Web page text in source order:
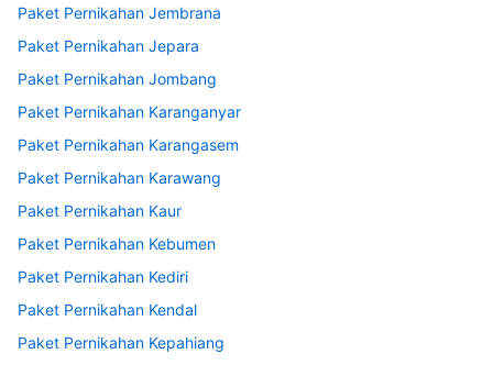
Paket Pernikahan Jembrana
Paket Pernikahan Jepara
Paket Pernikahan Jombang
Paket Pernikahan Karanganyar
Paket Pernikahan Karangasem
Paket Pernikahan Karawang
Paket Pernikahan Kaur
Paket Pernikahan Kebumen
Paket Pernikahan Kediri
Paket Pernikahan Kendal
Paket Pernikahan Kepahiang